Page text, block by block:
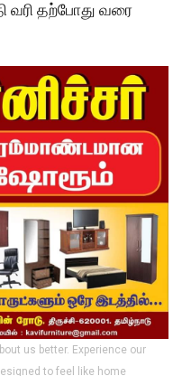
வரி தற்போது வரை
us better. Experience our
to feel like home